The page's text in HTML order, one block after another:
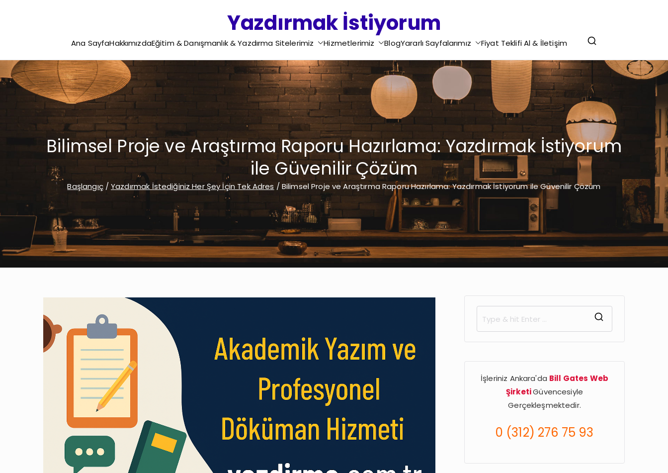
Yazdırmak İstiyorum
Ödev Yazdırma - Tez Yazdırma - Proje Yazdırma - Rapor Yazdırma - Makale Yazdırma - Staj Defteri
Ana SayfaHakkımızdaEğitim & Danışmanlık & Yazdırma Sitelerimiz Hizmetlerimiz BlogYararlı Sayfalarımız Fiyat Teklifi Al & İletişim
Bilimsel Proje ve Araştırma Raporu Hazırlama: Yazdırmak İstiyorum
ile Güvenilir Çözüm
Başlangıç Yazdırmak İstediğiniz Her Şey İçin Tek Adres Bilimsel Proje ve Araştırma Raporu Hazırlama: Yazdırmak İstiyorum ile Güvenilir Çözüm
r
İşleriniz Ankara'da Bill Gates Web
ŞirketiGüvencesiyle
Gerçekleşmektedir.
0 (312) 276 75 93